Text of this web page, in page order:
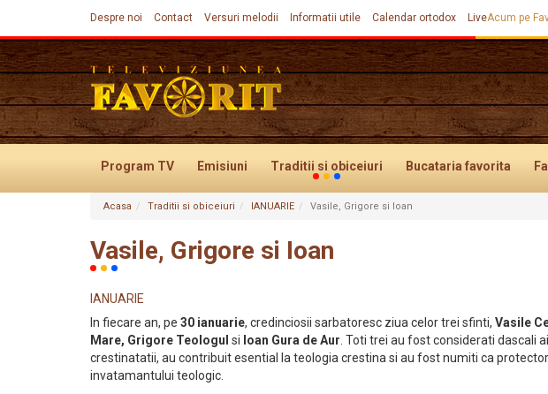
Despre noi Contact Versuri melodii Informatii utile Calendar ortodox LiveAcum pe
Program TV Emisiuni Traditii si obiceiuri Bucataria favorita
Evenimente
Acasa Traditii si obiceiuri IANUARIE Vasile, Grigore si Ioan
Vasile, Grigore si Ioan
IANUARIE
In fiecare an, pe 30 ianuarie, credinciosii sarbatoresc ziua celor trei sfinti, Vasile
Mare, Grigore Teologul si Ioan Gura de Aur . Toti trei au fost considerati dascali ai
crestinatatii, au contribuit esential la teologia crestina si au fost numiti ca
invatamantului teologic.